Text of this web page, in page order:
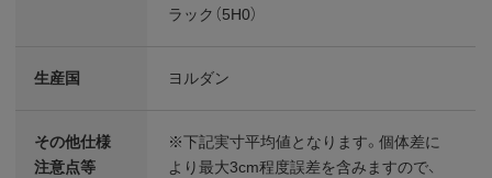
ラック（5H0）
生産国 ヨルダン
その他仕様
注意点等
※下記実寸平均値となります。個体差に
より最大3cm程度誤差を含みますので、